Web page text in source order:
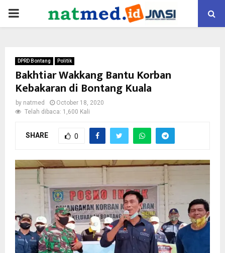
PRIMARY
DPRD Bontang Politik
Bakhtiar Wakkang Bantu Korban
Kebakaran di Bontang Kuala
by natmed
October 18, 2020
Telah dibaca: 1,600 Kali
SHARE 0